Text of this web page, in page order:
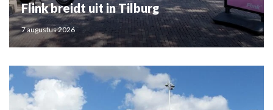
Flink breidt uit in Tilburg
7 augustus 2026